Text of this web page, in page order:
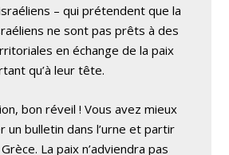
– qui prétendent que la
ne sont pas prêts à des
en échange de la paix
qu’à leur tête.
bon réveil ! Vous avez mieux
un bulletin dans l’urne et partir
La paix n’adviendra pas